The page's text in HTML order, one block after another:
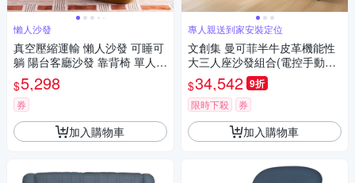
懶人沙發
真空壓縮運輸 懶人沙發 可睡可
躺 陽台客廳沙發 靠背椅 單人休
閒沙發 布藝沙發
$5,298
券
加入購物車
專人親送到家安裝定位
文創集 曼可菲半牛皮革機能性
大三人座沙發組合(電控手動調
整坐墊功能)-274x94x92cm免
組
$34,542 9折
限時下殺 券
加入購物車